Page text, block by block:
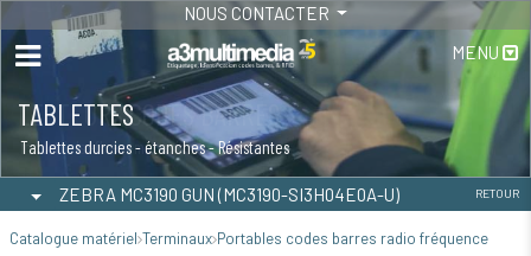
NOUS CONTACTER
MENU
TABLETTES
Tablettes durcies - étanches - Résistantes
ZEBRA MC3190 GUN (MC3190-SI3H04E0A-U) RETOUR
Catalogue matériel Terminaux Portables codes barres radio fréquence